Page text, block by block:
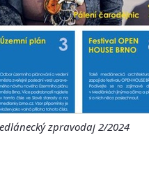
zpravodaj 2/2024